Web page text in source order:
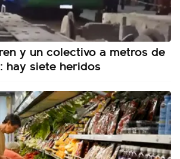
y un colectivo a metros de
hay siete heridos